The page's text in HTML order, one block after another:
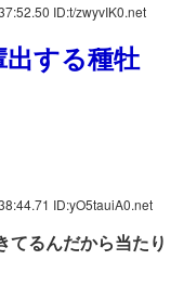
ID:t/zwyvIK0.net
する種牡
ID:yO5tauiA0.net
てるんだから当たり